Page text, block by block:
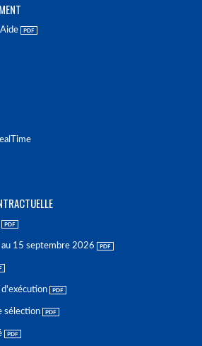
15 septembre 2026
d'exécution
sélection